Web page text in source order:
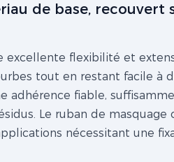
de base, recouvert
excellente flexibilité et
tout en restant facile à
adhérence fiable,
Le ruban de masquage
nécessitant une